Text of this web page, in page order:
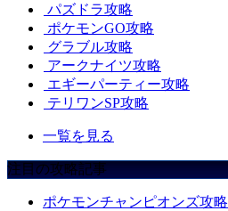
パズドラ攻略
ポケモンGO攻略
グラブル攻略
アークナイツ攻略
エギーパーティー攻略
テリワンSP攻略
一覧を見る
注目の攻略記事
ポケモンチャンピオンズ攻略